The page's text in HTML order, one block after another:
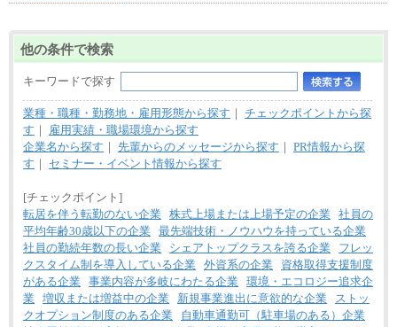
他の条件で検索
キーワードで探す
業種・職種・勤務地・雇用形態から探す ｜ チェックポイントから探
す ｜
雇用実績・職場環境から探す
企業名から探す ｜ 先輩からのメッセージから探す ｜ PR情報から探
す ｜ セミナー・イベント情報から探す
[チェックポイント]
転居を伴う転勤のない企業 株式上場または上場予定の企業 社員の
平均年齢30歳以下の企業 最先端技術・ノウハウを持っている企業
社員の勤続年数の長い企業
シェアトップクラスを誇る企業
フレッ
クスタイム制を導入している企業 外資系の企業
資格取得支援制度
がある企業 事業内容が多岐にわたる企業 環境・エコロジー追求企
業 増収または増益中の企業 新規事業進出に意欲的な企業
ストッ
クオプション制度のある企業
自動車通勤可（駐車場のある）企業